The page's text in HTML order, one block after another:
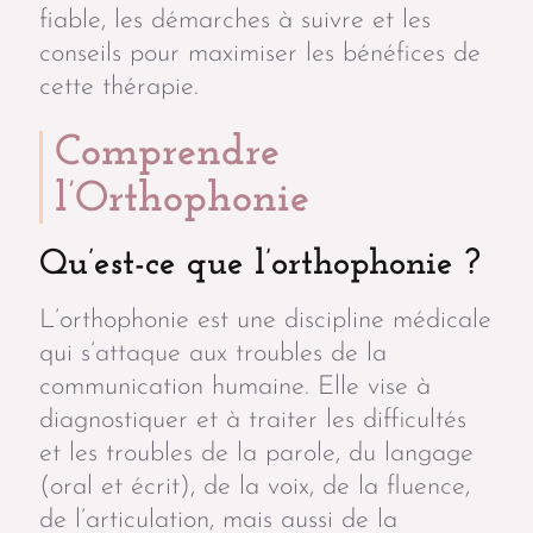
fiable, les démarches à suivre et les
conseils pour maximiser les bénéfices de
cette thérapie.
Comprendre
l’Orthophonie
Qu’est-ce que l’orthophonie ?
L’orthophonie est une discipline médicale
qui s’attaque aux troubles de la
communication humaine. Elle vise à
diagnostiquer et à traiter les difficultés
et les troubles de la parole, du langage
(oral et écrit), de la voix, de la fluence,
de l’articulation, mais aussi de la